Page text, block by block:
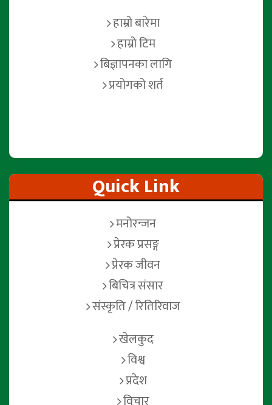
हाम्रो बारेमा
हाम्रो टिम
बिज्ञापनका लागि
प्रयोगको शर्त
Quick Link
मनोरन्जन
प्रेरक प्रसङ्ग
प्रेरक जीवन
बिचित्र संसार
संस्कृति / रितिरिवाज
खेलकुद
विश्व
प्रदेश